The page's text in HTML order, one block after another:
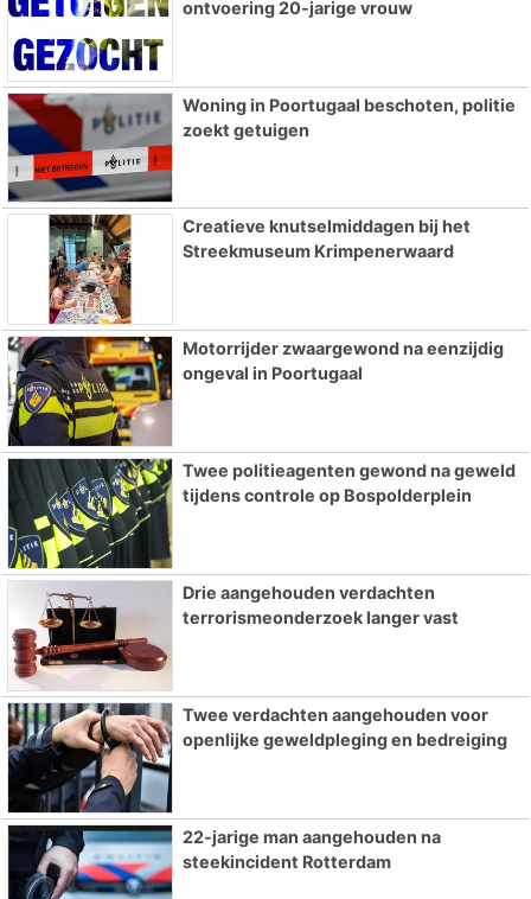
ontvoering 20-jarige vrouw
Woning in Poortugaal beschoten, politie
zoekt getuigen
Creatieve knutselmiddagen bij het
Streekmuseum Krimpenerwaard
Motorrijder zwaargewond na eenzijdig
ongeval in Poortugaal
Twee politieagenten gewond na geweld
tijdens controle op Bospolderplein
Drie aangehouden verdachten
terrorismeonderzoek langer vast
Twee verdachten aangehouden voor
openlijke geweldpleging en bedreiging
22-jarige man aangehouden na
steekincident Rotterdam